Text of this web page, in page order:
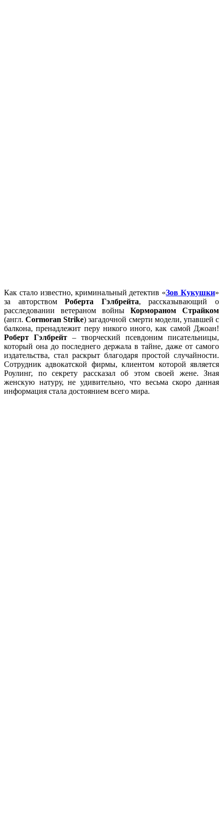
Как стало известно, криминальный детектив «Зов Кукушки»
за авторствомРоберта Гэлбрейта, рассказывающий о
расследовании ветераном войны Кормораном Страйком
(англ.Cormoran Strike) загадочной смерти модели, упавшей с
балкона, пренадлежит перу никого иного, как самой Джоан!
Роберт Гэлбрейт – творческий псевдоним писательницы,
который она до последнего держала в тайне, даже от самого
издательства, стал раскрыт благодаря простой случайности.
Сотрудник адвокатской фирмы, клиентом которой является
Роулинг, по секрету рассказал об этом своей жене. Зная
женскую натуру, не удивительно, что весьма скоро данная
информация стала достоянием всего мира.